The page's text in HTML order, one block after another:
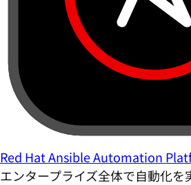
Red Hat Ansible Automation
エンタープライズ全体で自動化を